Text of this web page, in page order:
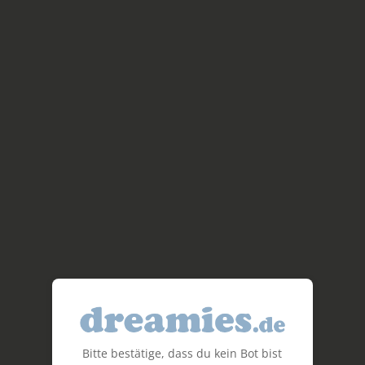
Bitte bestätige, dass du kein Bot bist